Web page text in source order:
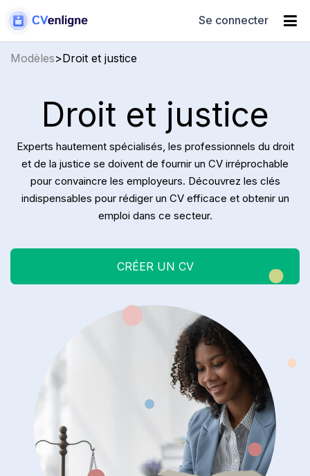
Se connecter
Modèles>Droit et justice
Droit et justice
Experts hautement spécialisés, les professionnels du droit
et de la justice se doivent de fournir un CV irréprochable
pour convaincre les employeurs. Découvrez les clés
indispensables pour rédiger un CV efficace et obtenir un
emploi dans ce secteur.
CRÉER UN CV